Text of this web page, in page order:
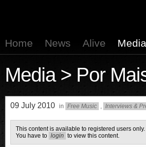
Home News Alive Media
Media> Por
09 July 2010 in Free Music , Interviews &
This content is available to registered users only.
You have to login to view this content.